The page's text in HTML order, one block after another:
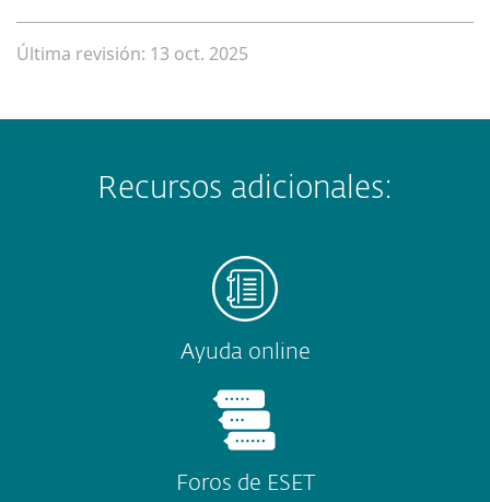
Última revisión: 13 oct. 2025
Recursos adicionales:
Ayuda online
Foros de ESET